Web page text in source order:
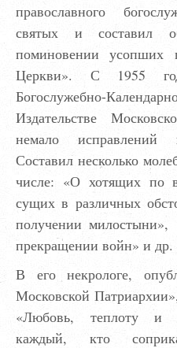
православного
святых и составил
поминовении усопших
Церкви». С 1955
Богослужебно-
Издательстве
немало исправлений
Составил несколько
числе: «О хотящих по
сущих в различных
получении
прекращении войн» и др.
В его некрологе,
Московской
«Любовь, теплоту и
каждый, кто